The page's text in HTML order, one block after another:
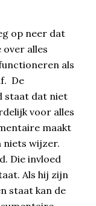
op neer dat
alles
als
De
staat dat niet
voor alles
maakt
niets wijzer.
Die invloed
Als hij zijn
staat kan de